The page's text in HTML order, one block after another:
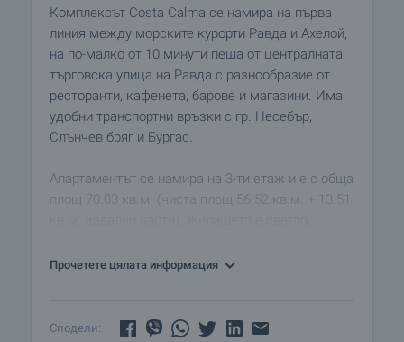
Комплексът Costa Calma се намира на първа
линия между морските курорти Равда и Ахелой,
на по-малко от 10 минути пеша от централната
търговска улица на Равда с разнообразие от
ресторанти, кафенета, барове и магазини. Има
удобни транспортни връзки с гр. Несебър,
Слънчев бряг и Бургас.
Апартаментът се намира на 3-ти етаж и е с обща
площ 70.03 кв.м. (чиста площ 56.52 кв.м. + 13.51
красива морска гледка.
• Просторна дневна с кухненски бокс
Прочетете цялата информация
Сподели: